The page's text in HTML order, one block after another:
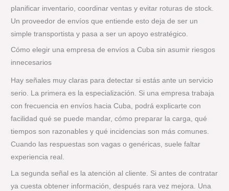
planificar inventario, coordinar ventas y evitar roturas de stock.
Un proveedor de envíos que entiende esto deja de ser un
simple transportista y pasa a ser un apoyo estratégico.
Cómo elegir una empresa de envíos a Cuba sin asumir riesgos
innecesarios
Hay señales muy claras para detectar si estás ante un servicio
serio. La primera es la especialización. Si una empresa trabaja
con frecuencia en envíos hacia Cuba, podrá explicarte con
facilidad qué se puede mandar, cómo preparar la carga, qué
tiempos son razonables y qué incidencias son más comunes.
Cuando las respuestas son vagas o genéricas, suele faltar
experiencia real.
La segunda señal es la atención al cliente. Si antes de contratar
ya cuesta obtener información, después rara vez mejora. Una